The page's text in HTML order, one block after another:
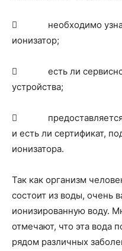
 необходимо
ионизатор;
 есть ли сервисное
устройства;
 предоставляется
и есть ли сертификат,
ионизатора.
Так как организм
состоит из воды, очень
ионизированную воду.
отмечают, что эта вода
рядом различных